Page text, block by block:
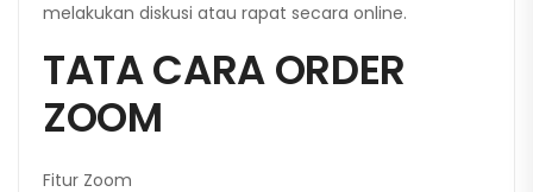
melakukan diskusi atau rapat secara online.
TATA CARA ORDER
ZOOM
Fitur Zoom